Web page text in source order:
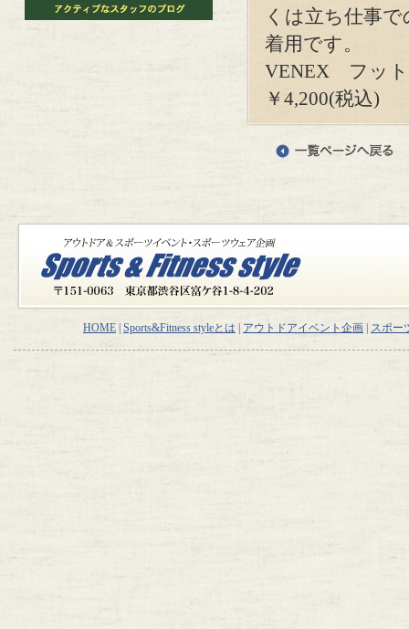
くは立ち仕事で
着用です。
VENEX フッ
￥4,200(税込)
HOME Sports&Fitness styleとは アウトドアイベント企画 スポー